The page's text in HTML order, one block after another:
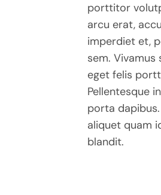
porttitor
arcu erat,
imperdiet et,
sem.
eget felis
Pellentesque
porta
aliquet quam
blandit.